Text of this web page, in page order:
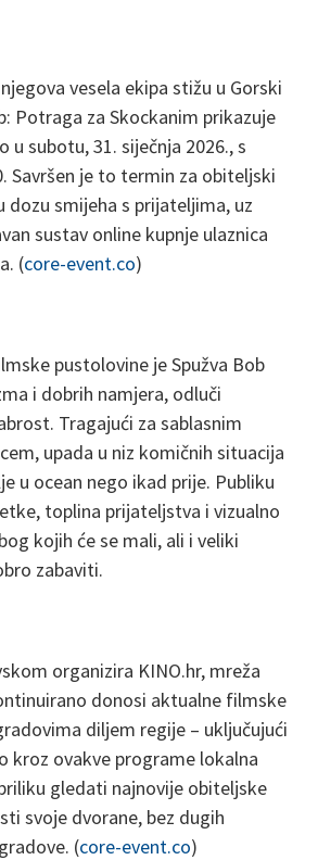
vesela ekipa stižu u Gorski
Potraga za Skockanim prikazuje
u subotu, 31. siječnja 2026., s
Savršen je to termin za obiteljski
dozu smijeha s prijateljima, uz
sustav online kupnje ulaznica
(core-event.co)
pustolovine je Spužva Bob
i dobrih namjera, odluči
Tragajući za sablasnim
upada u niz komičnih situacija
u ocean nego ikad prije. Publiku
toplina prijateljstva i vizualno
kojih će se mali, ali i veliki
zabaviti.
organizira KINO.hr, mreža
donosi aktualne filmske
diljem regije – uključujući
kroz ovakve programe lokalna
gledati najnovije obiteljske
svoje dvorane, bez dugih
(core-event.co)